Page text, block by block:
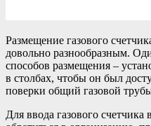
Размещение газового
довольно разнообразным.
способов размещения –
в столбах, чтобы он был
поверки общий газовой
Для ввода газового